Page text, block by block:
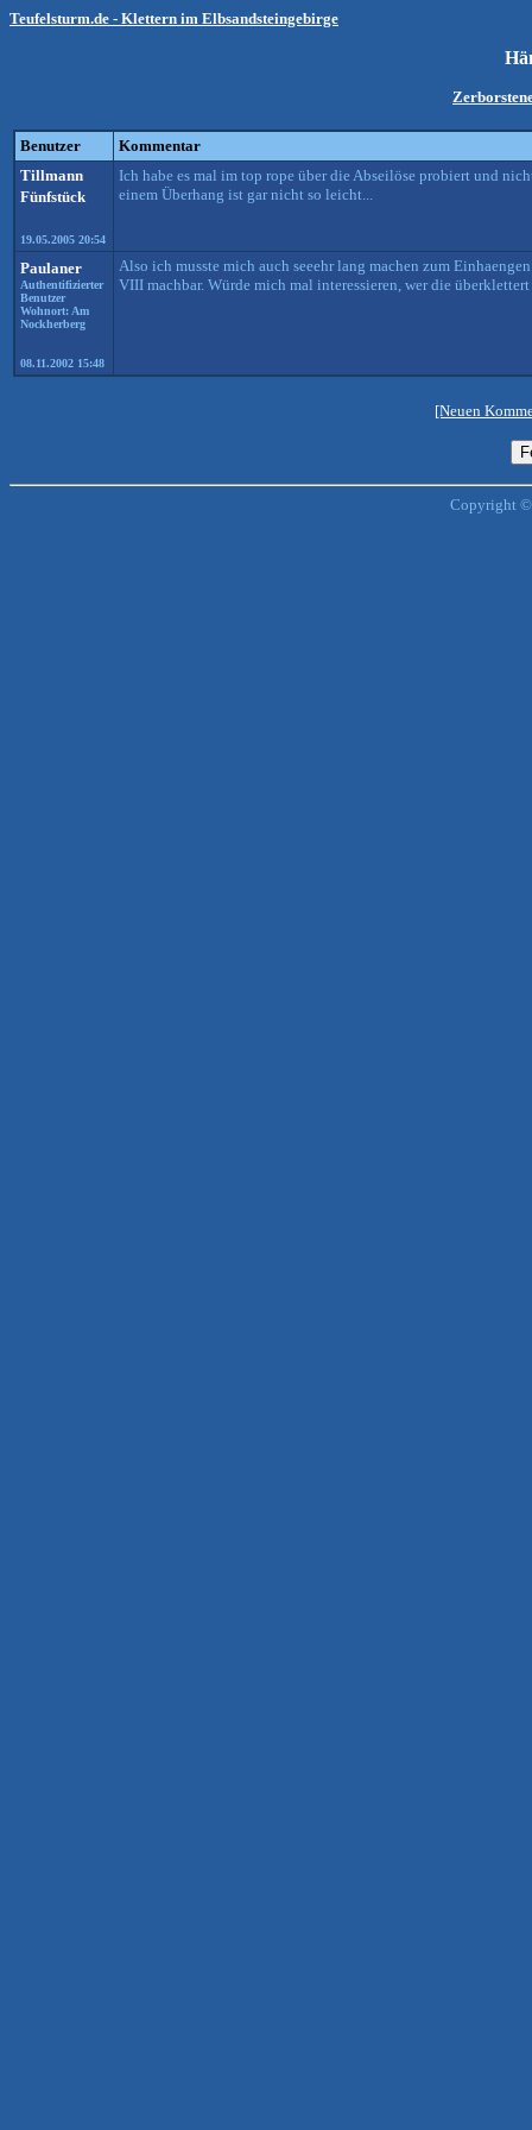
Teufelsturm.de - Klettern im Elbsandsteingebirge
Benutzer
Kommentar
Tillmann
Fünfstück
19.05.2005 20:54
Ich habe es mal im top rope über die Abseilöse probiert und
einem Überhang ist gar nicht so leicht...
Paulaner
Authentifizierter
Benutzer
Wohnort: Am
Nockherberg
08.11.2002 15:48
Also ich musste mich auch seeehr lang machen zum
VIII machbar. Würde mich mal interessieren, wer die
[Neuen
Copyright ©